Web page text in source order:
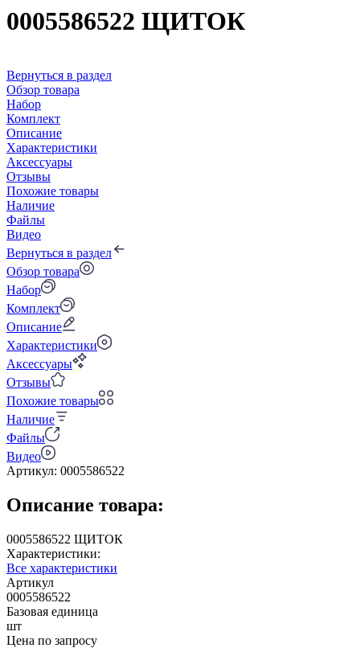
0005586522 ЩИТОК
Вернуться в раздел
Обзор товара
Набор
Комплект
Описание
Характеристики
Аксессуары
Отзывы
Похожие товары
Наличие
Файлы
Видео
Вернуться в раздел
Обзор товара
Набор
Комплект
Описание
Характеристики
Аксессуары
Отзывы
Похожие товары
Наличие
Файлы
Видео
Артикул: 0005586522
Описание товара:
0005586522 ЩИТОК
Характеристики:
Все характеристики
Артикул
0005586522
Базовая единица
шт
Цена по запросу